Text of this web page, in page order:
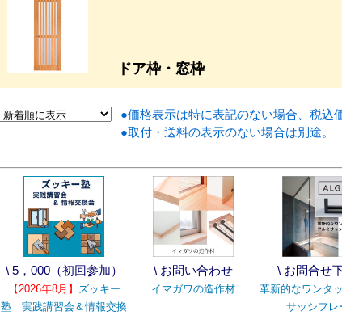
ドア枠・窓枠
●価格表示は特に表記のない場合、税込
●取付・送料の表示のない場合は別途。
\ 5，000（初回参加）
【2026年8月】 ズッキー
塾 実践講習会＆情報交換
\ お問い合わせ
イマガワの造作材
\ お問合せ
革新的なワンタ
サッシフレ